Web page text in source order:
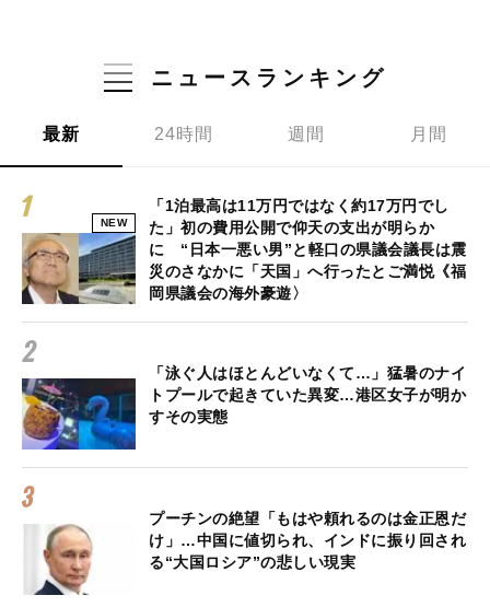
ニュースランキング
最新 24時間 週間 月間
NEW
「1泊最高は11万円ではなく約17万円でし
た」初の費用公開で仰天の支出が明らか
に “日本一悪い男”と軽口の県議会議長は震
災のさなかに「天国」へ行ったとご満悦《福
岡県議会の海外豪遊〉
「泳ぐ人はほとんどいなくて…」猛暑のナイ
トプールで起きていた異変…港区女子が明か
すその実態
プーチンの絶望「もはや頼れるのは金正恩だ
け」…中国に値切られ、インドに振り回され
る“大国ロシア”の悲しい現実